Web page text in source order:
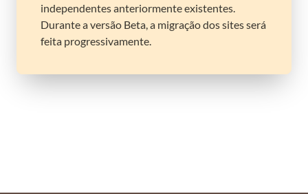
independentes anteriormente existentes.
Durante a versão Beta, a migração dos sites será
feita progressivamente.